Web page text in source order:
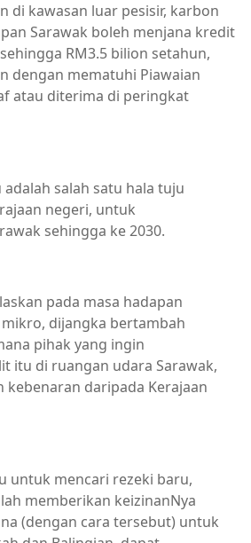
di kawasan luar pesisir, karbon
Sarawak boleh menjana kredit
RM3.5 bilion setahun,
dengan mematuhi Piawaian
atau diterima di peringkat
salah satu hala tuju
negeri, untuk
sehingga ke 2030.
pada masa hadapan
dijangka bertambah
pihak yang ingin
itu di ruangan udara Sarawak,
kebenaran daripada Kerajaan
untuk mencari rezeki baru,
memberikan keizinanNya
(dengan cara tersebut) untuk